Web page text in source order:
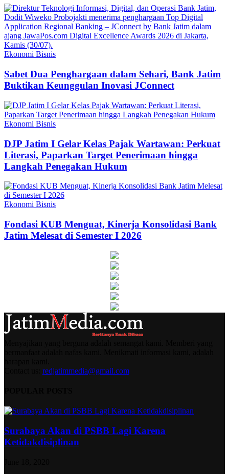
Ekonomi Bisnis
Sabet Dua Penghargaan dalam Sehari, Bank Jatim
Buktikan Keunggulan Inovasi JConnect
Ekonomi Bisnis
DJP Jatim I Gelar Kelas Pajak Wartawan: Perkuat
Literasi, Paparkan Target Penerimaan hingga
Langkah Penegakan Hukum
Ekonomi Bisnis
Fondasi KUB Menguat, Kinerja Konsolidasi Bank
Jatim Melesat di Semester I 2026
redjatimmedia@gmail.com
Surabaya Akan di PSBB Lagi Karena
Ketidakdisiplinan